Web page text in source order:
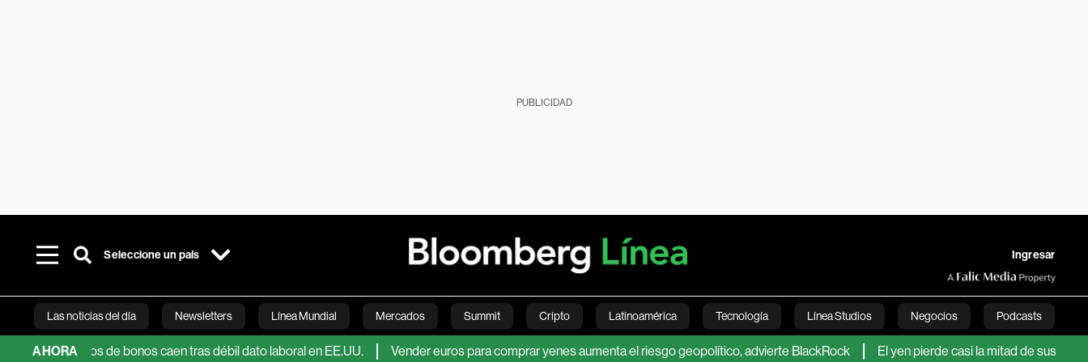
PUBLICIDAD
Seleccione un país Ingresar
Las noticias del día Newsletters Línea Mundial Mercados Summit Cripto Latinoamérica Tecnología Línea Studios Negocios Podcasts
Bloomberg Green Economía Estilo de vida Mundo Videos English
AHORA
de bonos caen tras débil dato laboral en EE.UU. Vender euros para comprar yenes aumenta el riesgo geopolítico, advierte BlackRock El yen pierde casi la mitad de sus ganancias